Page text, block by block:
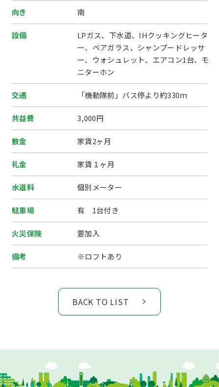
向き 南
設備
LPガス、下水道、IHクッキングヒータ
ー、ペアガラス、シャンプードレッサ
ー、ウォシュレット、エアコン1台、モ
ニターホン
交通 「機動隊前」バス停より約330ｍ
共益費 3,000円
敷金 家賃2ヶ月
礼金 家賃１ヶ月
水道料 個別メーター
駐車場 有 1台付き
火災保険 要加入
備考 ※ロフトあり
BACK TO LIST